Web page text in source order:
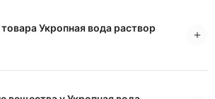
Укропная вода раствор